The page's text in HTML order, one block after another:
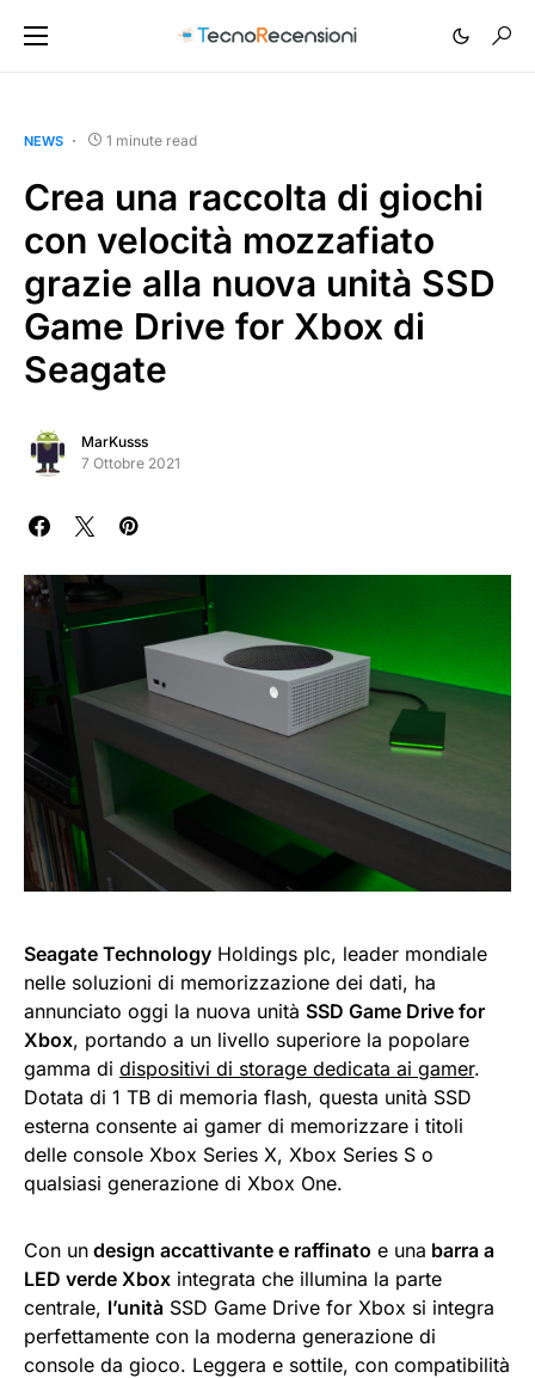
NEWS 1 minute read
Crea una raccolta di giochi
con velocità mozzafiato
grazie alla nuova unità SSD
Game Drive for Xbox di
Seagate
MarKusss
7 Ottobre 2021
Seagate Technology Holdings plc, leader mondiale
nelle soluzioni di memorizzazione dei dati, ha
annunciato oggi la nuova unità SSD Game Drive for
Xbox, portando a un livello superiore la popolare
gamma di dispositivi di storage dedicata ai gamer.
Dotata di 1 TB di memoria flash, questa unità SSD
esterna consente ai gamer di memorizzare i titoli
delle console Xbox Series X, Xbox Series S o
qualsiasi generazione di Xbox One.
Con un design accattivante e raffinato e una barra a
LED verde Xbox integrata che illumina la parte
centrale, l’unità SSD Game Drive for Xbox si integra
perfettamente con la moderna generazione di
console da gioco. Leggera e sottile, con compatibilità